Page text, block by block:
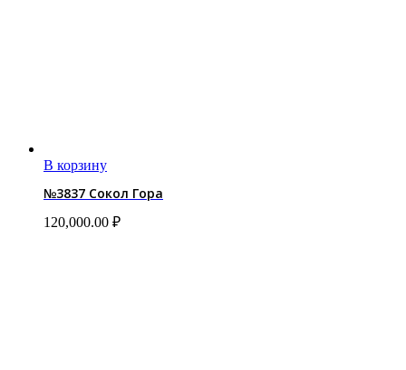
В корзину
№3837 Сокол Гора
120,000.00 ₽